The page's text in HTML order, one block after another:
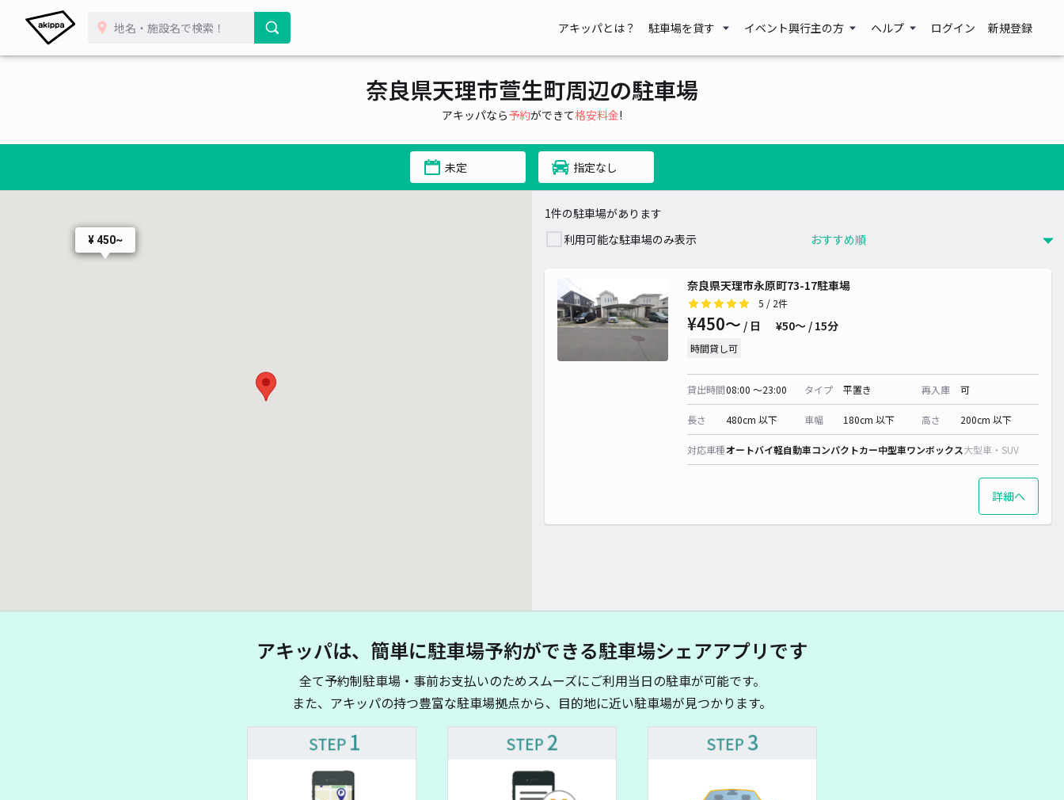
アキッパとは？ 駐車場を貸す イベント興行主の方 ヘルプ ログイン 新規登録
奈良県天理市萱生町周辺の駐車場
アキッパなら予約ができて格安料金!
未定 指定なし
¥ 450~
1件の駐車場があります
利用可能な駐車場のみ表示
奈良県天理市永原町73-17駐車場
5 / 2件
¥450〜 / 日 ¥50〜 / 15分
時間貸し可
貸出時間08:00 〜23:00 タイプ 平置き 再入庫 可
長さ 480cm 以下 車幅 180cm 以下 高さ 200cm 以下
対応車種オートバイ軽自動車コンパクトカー中型車ワンボックス大型車・SUV
詳細へ
アキッパは、簡単に駐車場予約ができる駐車場シェアアプリです
全て予約制駐車場・事前お支払いのためスムーズにご利用当日の駐車が可能です。
また、アキッパの持つ豊富な駐車場拠点から、目的地に近い駐車場が見つかります。